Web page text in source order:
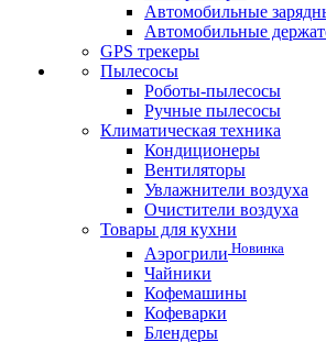
Автомобильные
Автомобильные
GPS трекеры
Пылесосы
Роботы-пылесосы
Ручные пылесосы
Климатическая техника
Кондиционеры
Вентиляторы
Увлажнители воздуха
Очистители воздуха
Товары для кухни
Аэрогрили Новинка
Чайники
Кофемашины
Кофеварки
Блендеры